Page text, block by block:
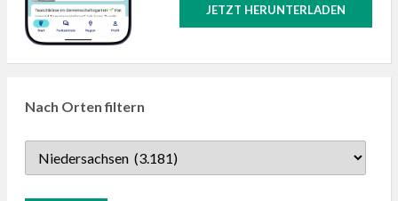
JETZT HERUNTERLADEN
Nach Orten filtern